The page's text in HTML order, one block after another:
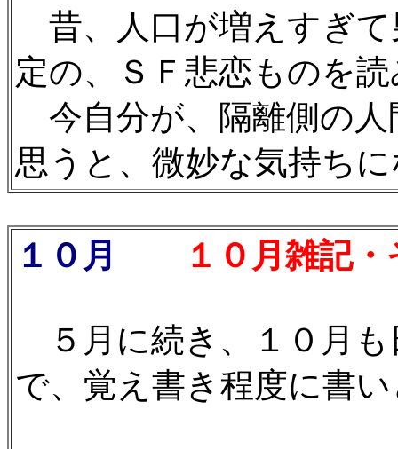
昔、人口が増えすぎて
定の、ＳＦ悲恋ものを
今自分が、隔離側の
思うと、微妙な気持ち
１０月 １０月雑記・
５月に続き、１０月
で、覚え書き程度に書